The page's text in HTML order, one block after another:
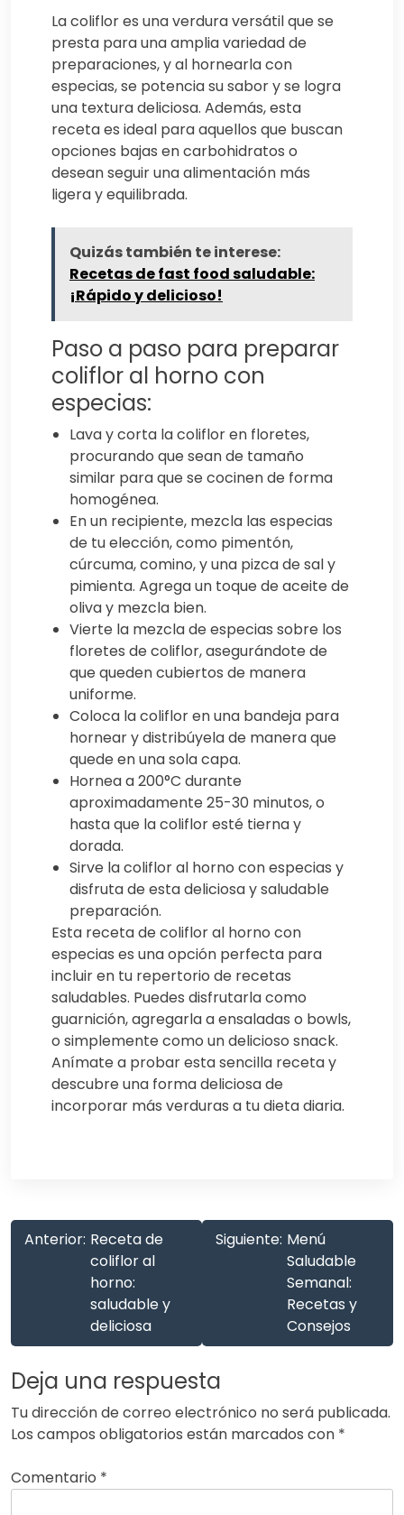
La coliflor es una verdura versátil que se
presta para una amplia variedad de
preparaciones, y al hornearla con
especias, se potencia su sabor y se logra
una textura deliciosa. Además, esta
receta es ideal para aquellos que buscan
opciones bajas en carbohidratos o
desean seguir una alimentación más
ligera y equilibrada.
Quizás también te interese:
Recetas de fast food saludable:
¡Rápido y delicioso!
Paso a paso para preparar
coliflor al horno con
especias:
Lava y corta la coliflor en floretes,
procurando que sean de tamaño
similar para que se cocinen de forma
homogénea.
En un recipiente, mezcla las especias
de tu elección, como pimentón,
cúrcuma, comino, y una pizca de sal y
pimienta. Agrega un toque de aceite de
oliva y mezcla bien.
Vierte la mezcla de especias sobre los
floretes de coliflor, asegurándote de
que queden cubiertos de manera
uniforme.
Coloca la coliflor en una bandeja para
hornear y distribúyela de manera que
quede en una sola capa.
Hornea a 200°C durante
aproximadamente 25-30 minutos, o
hasta que la coliflor esté tierna y
dorada.
Sirve la coliflor al horno con especias y
disfruta de esta deliciosa y saludable
preparación.
Esta receta de coliflor al horno con
especias es una opción perfecta para
incluir en tu repertorio de recetas
saludables. Puedes disfrutarla como
guarnición, agregarla a ensaladas o bowls,
o simplemente como un delicioso snack.
Anímate a probar esta sencilla receta y
descubre una forma deliciosa de
incorporar más verduras a tu dieta diaria.
Anterior: Receta de
coliflor al
horno:
saludable y
deliciosa
Siguiente: Menú
Saludable
Semanal:
Recetas y
Consejos
Deja una respuesta
Tu dirección de correo electrónico no será publicada.
Los campos obligatorios están marcados con *
Comentario *